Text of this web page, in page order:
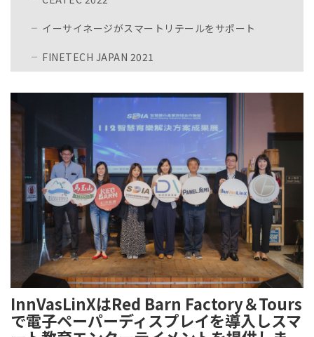
イーサイネージがスマートリテールをサポート
FINETECH JAPAN 2021
InnVasLinXはRed Barn Factory＆Tours
で電子ペーパーディスプレイを導入しスマ